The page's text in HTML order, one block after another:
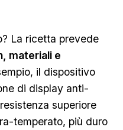
La ricetta prevede
materiali e
il dispositivo
di display anti-
superiore
temperato, più duro